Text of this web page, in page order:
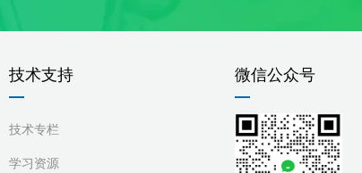
微信公众号
技术支持
技术专栏
学习资源